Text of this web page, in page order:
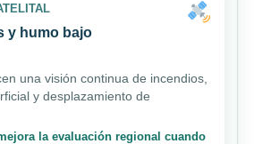
y humo bajo
una visión continua de incendios,
y desplazamiento de
la evaluación regional cuando